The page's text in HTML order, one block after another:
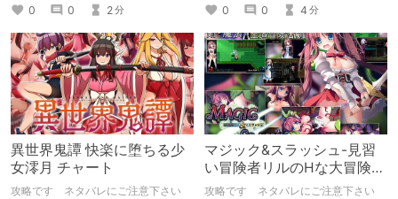
0
0 2分
0
0 4 分
異世界鬼譚 快楽に堕ちる少
女澪月 チャート
攻略です ネタバレにご注意下さい
マジック&スラッシュ-見習
い冒険者リルのHな大冒険-
チャート
攻略です ネタバレにご注意下さい